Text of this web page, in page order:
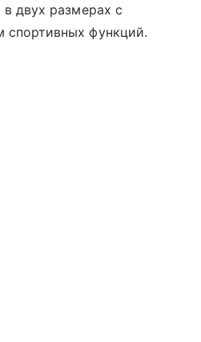
двух размерах с
функций.